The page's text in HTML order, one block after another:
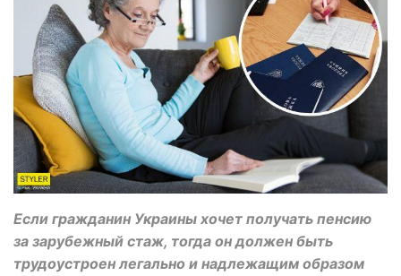
Если гражданин Украины хочет получать пенсию
за зарубежный стаж, тогда он должен быть
трудоустроен легально и надлежащим образом